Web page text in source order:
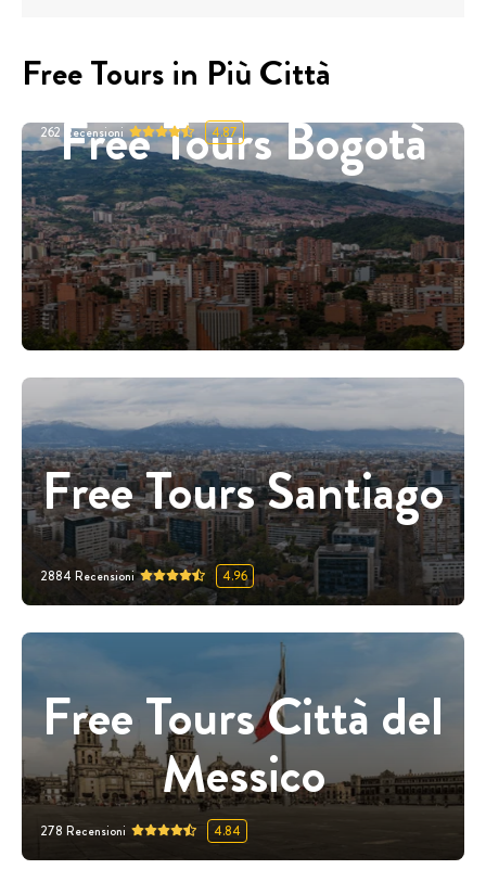
Free Tours in Più Città
Free Tours Bogotà
262 Recensioni 4.87
Free Tours Santiago
2884Recensioni 4.96
Free Tours Città del
Messico
278 Recensioni 4.84